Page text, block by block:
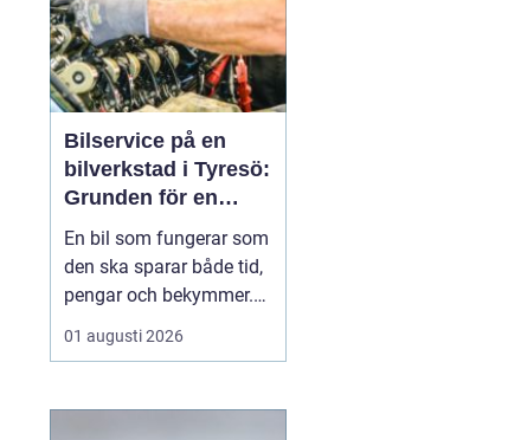
Bilservice på en
bilverkstad i Tyresö:
Grunden för en
trygg och hållbar
bilvardag
En bil som fungerar som
den ska sparar både tid,
pengar och bekymmer.
För många förare blir
servicefrågan ändå
tills en varningslampa
01 augusti 2026